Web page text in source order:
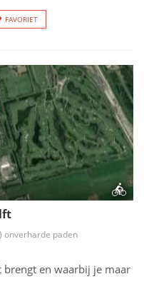
FAVORIET
onverharde paden
en waarbij je maar